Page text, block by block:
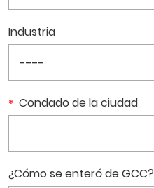
Industria
Condado de la ciudad
¿Cómo se enteró de GCC?